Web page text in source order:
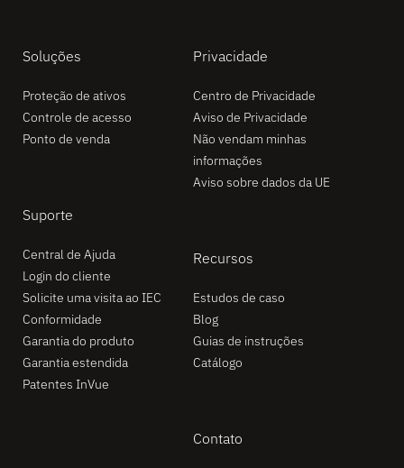
Soluções
Proteção de ativos
Controle de acesso
Ponto de venda
Suporte
Central de Ajuda
Login do cliente
Solicite uma visita ao IEC
Conformidade
Garantia do produto
Garantia estendida
Patentes InVue
Privacidade
Centro de Privacidade
Aviso de Privacidade
Não vendam minhas
informações
Aviso sobre dados da UE
Recursos
Estudos de caso
Blog
Guias de instruções
Catálogo
Contato